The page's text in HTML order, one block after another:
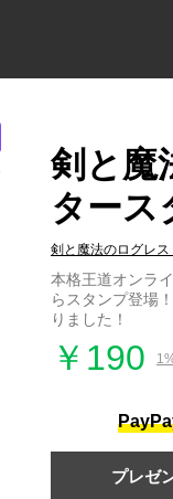
剣と魔
タース
剣と魔法のログレ
本格王道オンラ
らスタンプ登場
りました！
￥190
プレゼ